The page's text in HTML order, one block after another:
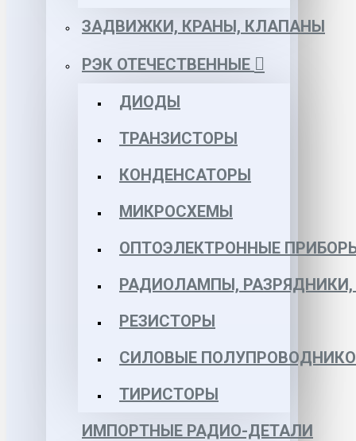
ЗАДВИЖКИ, КРАНЫ, КЛАПАНЫ
РЭК ОТЕЧЕСТВЕННЫЕ
ДИОДЫ
ТРАНЗИСТОРЫ
КОНДЕНСАТОРЫ
МИКРОСХЕМЫ
ОПТОЭЛЕКТРОННЫЕ
РАДИОЛАМПЫ,
РЕЗИСТОРЫ
СИЛОВЫЕ
ТИРИСТОРЫ
ИМПОРТНЫЕ РАДИО-ДЕТАЛИ